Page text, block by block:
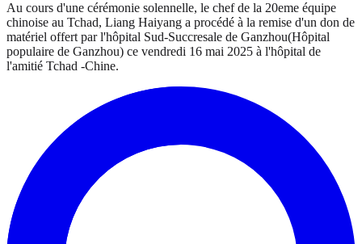
Au cours d'une cérémonie solennelle, le chef de la 20eme équipe
chinoise au Tchad, Liang Haiyang a procédé à la remise d'un don de
matériel offert par l'hôpital Sud-Succresale de Ganzhou(Hôpital
populaire de Ganzhou) ce vendredi 16 mai 2025 à l'hôpital de
l'amitié Tchad -Chine.